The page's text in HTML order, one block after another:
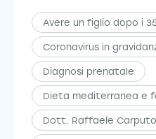
Avere un figlio dopo i
Coronavirus in
Diagnosi prenatale
Dieta mediterranea e
Dott. Raffaele Carputo